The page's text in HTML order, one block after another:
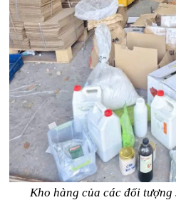
Kho hàng của các đối tượng